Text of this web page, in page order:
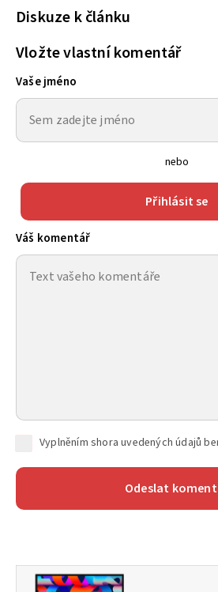
Diskuze k článku
Vložte vlastní komentář
Vaše jméno
nebo
Přihlásit se
Váš komentář